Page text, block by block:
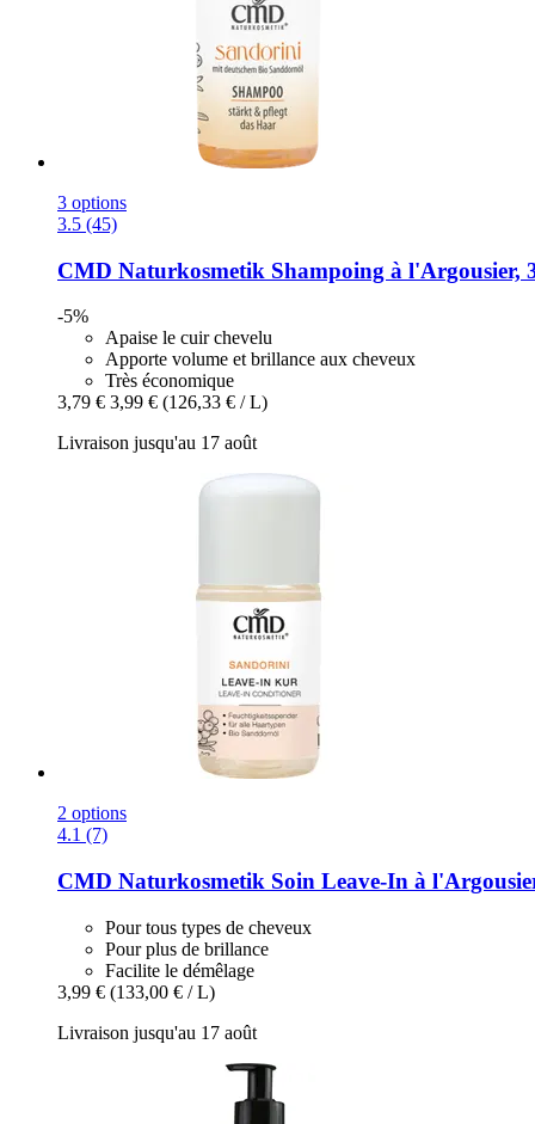
3 options
3.5 (45)
CMD Naturkosmetik Shampoing à l'Argousier,
-5%
Apaise le cuir chevelu
Apporte volume et brillance aux cheveux
Très économique
3,79 € 3,99 € (126,33 € / L)
Livraison jusqu'au 17 août
2 options
4.1 (7)
CMD Naturkosmetik Soin Leave-​In à
Pour tous types de cheveux
Pour plus de brillance
Facilite le démêlage
3,99 € (133,00 € / L)
Livraison jusqu'au 17 août